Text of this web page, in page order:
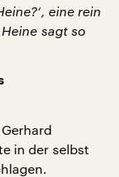
eine rein
sagt so
in der selbst